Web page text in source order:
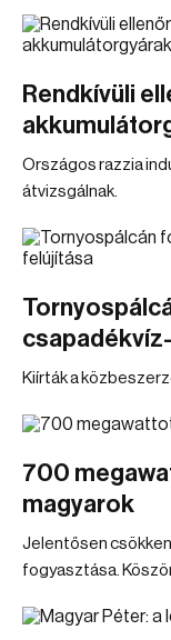
Rendkívüli
Országos razzia
átvizsgálnak.
Kiírták a
700
magyarok
Jelentősen
fogyasztása.